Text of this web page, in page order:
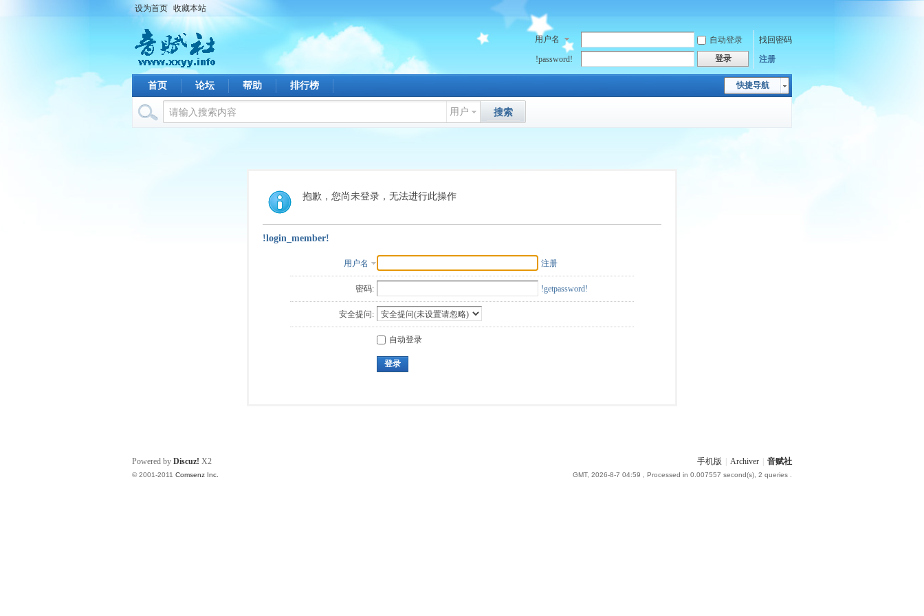
设为首页 收藏本站
用户名 自动登录
找回密码
!password!
登录 注册
快捷导航
首页 论坛 帮助 排行榜
用户 搜索
抱歉，您尚未登录，无法进行此操作
!login_member!
用户名 注册
密码: !getpassword!
安全提问:
自动登录
登录
手机版 Archiver 音赋社
GMT, 2026-8-7 04:59 , Processed in 0.007557 second(s), 2 queries .
Powered by Discuz! X2
© 2001-2011 Comsenz Inc.